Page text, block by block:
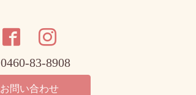
0460-83-8908
お問い合わせ